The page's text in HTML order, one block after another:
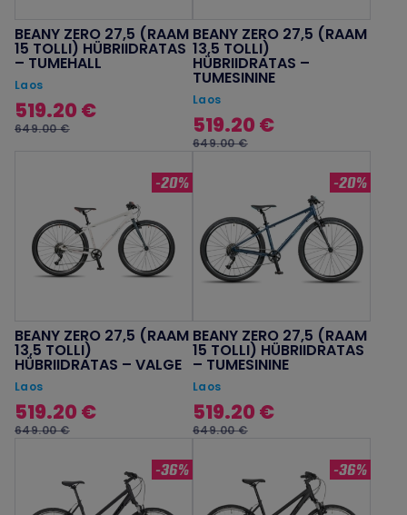
BEANY ZERO 27,5 (RAAM
15 TOLLI) HÜBRIIDRATAS
– TUMEHALL
Laos
519.20 €
649.00 €
BEANY ZERO 27,5 (RAAM
13,5 TOLLI)
HÜBRIIDRATAS –
TUMESININE
Laos
519.20 €
649.00 €
-20%
BEANY ZERO 27,5 (RAAM
13,5 TOLLI)
HÜBRIIDRATAS – VALGE
Laos
519.20 €
649.00 €
-20%
BEANY ZERO 27,5 (RAAM
15 TOLLI) HÜBRIIDRATAS
– TUMESININE
Laos
519.20 €
649.00 €
-36% -36%